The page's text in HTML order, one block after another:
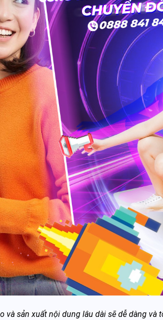
và sản xuất nội dung lâu dài sẽ dễ dàng